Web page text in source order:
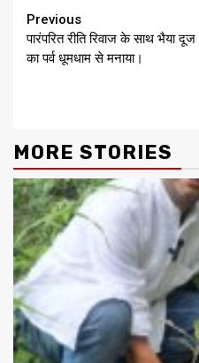
Continue
Reading
Previous
पारंपरित रीति रिवाज के साथ भैया दूज
का पर्व धूमधाम से मनाया।
MORE STORIES